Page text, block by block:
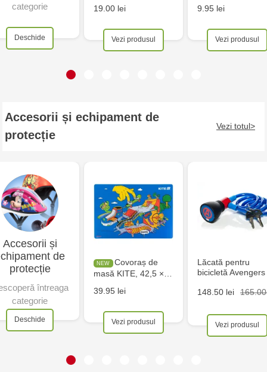
categorie
Deschide
19.00 lei
Vezi produsul
9.95 lei
Vezi produsul
Accesorii și echipament de
protecție
Vezi totul
Accesorii și
de
protecție
întreaga
categorie
Deschide
Covoraș de
masă KITE, 42,5 ×…
39.95 lei
Vezi produsul
Lăcată pentru
bicicletă Avengers
148.50 lei
Vezi produsul